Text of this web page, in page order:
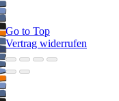
Go to Top
Vertrag widerrufen